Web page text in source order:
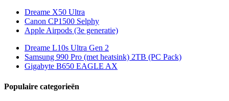
Dreame X50 Ultra
Canon CP1500 Selphy
Apple Airpods (3e generatie)
Dreame L10s Ultra Gen 2
Samsung 990 Pro (met heatsink) 2TB (PC Pack)
Gigabyte B650 EAGLE AX
Populaire categorieën